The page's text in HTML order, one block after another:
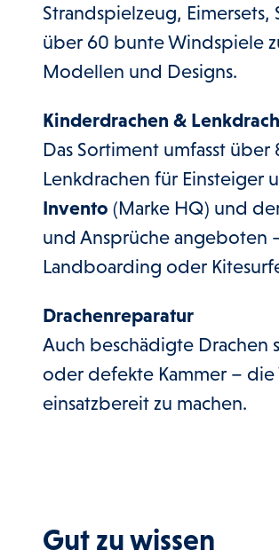
Strandspielzeug,
über 60 bunte Windspiele
Modellen und Designs.
Kinderdrachen &
Das Sortiment umfasst
Lenkdrachen für Einsteiger
Invento (Marke HQ) und
und Ansprüche angeboten
Landboarding oder
Drachenreparatur
Auch beschädigte Drachen
oder defekte Kammer –
einsatzbereit zu machen.
Gut zu wissen